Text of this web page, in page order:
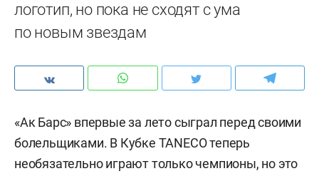
логотип, но пока не сходят с ума
по новым звездам
«Ак Барс» впервые за лето сыграл перед своими
болельщиками. В Кубке TANECO теперь
необязательно играют только чемпионы, но это